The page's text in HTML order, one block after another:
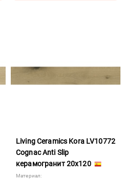
Living Ceramics Kora LV10772
Cognac Anti Slip
керамогранит 20x120
Материал: